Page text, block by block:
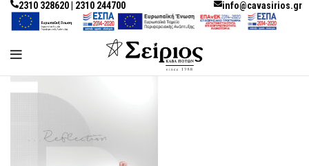
2310 328620 | 2310 244700 info@cavasirios.gr